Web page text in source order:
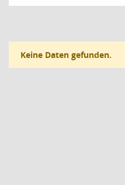
Keine Daten gefunden.